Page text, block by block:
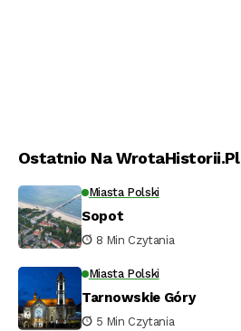
Ostatnio Na WrotaHistorii.pl
Miasta Polski
Sopot
8 Min Czytania
Miasta Polski
Tarnowskie Góry
5 Min Czytania